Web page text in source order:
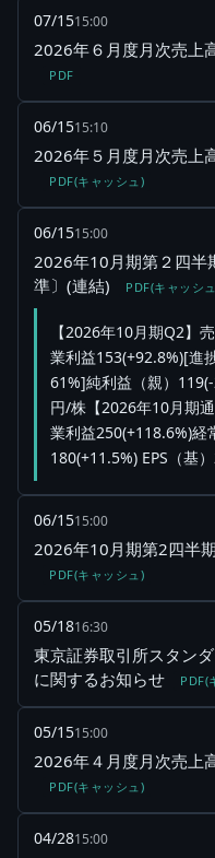
07/1515:00
2026年６月度月次売上
PDF
06/1515:10
2026年５月度月次売上
PDF(キャッシュ)
06/1515:00
2026年10月期第２四半
準〕(連結)
PDF(キャッシ
【2026年10月期Q2】
業利益153(+92.8%)[進
61%]純利益（親）
円/株【2026年10月期
業利益250(+118.6%)経
180(+11.5%) EPS（基
06/1515:00
2026年10月期第2四半
PDF(キャッシュ)
05/1816:30
東京証券取引所スタン
に関するお知らせ
PDF(
05/1515:00
2026年４月度月次売上
PDF(キャッシュ)
04/2815:00